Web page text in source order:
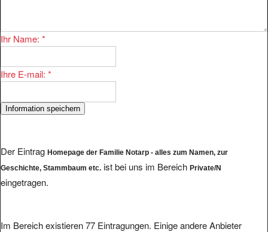
Ihr Name: *
Ihre E-mail: *
Der Eintrag Homepage der Familie Notarp - alles zum Namen, zur
Geschichte, Stammbaum etc. ist bei uns im Bereich Private/N
eingetragen.
Im Bereich existieren 77 Eintragungen. Einige andere Anbieter